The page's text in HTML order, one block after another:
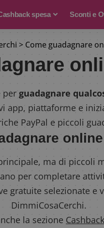
spesa Sconti e
> Come guadagnare
per guadagnare
app, piattaforme e
PayPal e piccoli
ma di piccoli
per completare
gratuite selezionate e
DimmiCosaCerchi.
la sezione Cashback